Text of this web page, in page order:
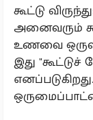
கூட்டு
அனைவரும்
உணவை
இது